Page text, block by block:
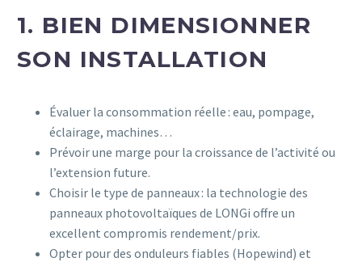
1. BIEN DIMENSIONNER
SON INSTALLATION
Évaluer la consommation réelle : eau, pompage,
éclairage, machines…
Prévoir une marge pour la croissance de l’activité ou
l’extension future.
Choisir le type de panneaux : la technologie des
panneaux photovoltaïques de LONGi offre un
excellent compromis rendement/prix.
Opter pour des onduleurs fiables (Hopewind) et